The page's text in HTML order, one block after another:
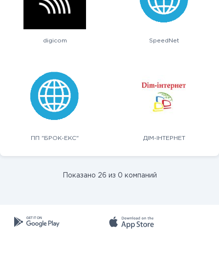
digicom SpeedNet
ПП "БРОК-ЕКС" ДІМ-ІНТЕРНЕТ
Показано 26 из 0 компаний